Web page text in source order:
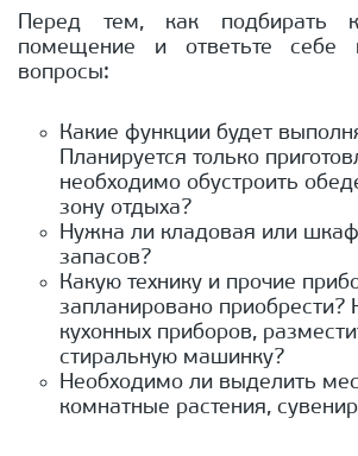
Перед тем, как подбирать
помещение и ответьте себе
вопросы:
Какие функции будет
Планируется только
необходимо обустроить
зону отдыха?
Нужна ли кладовая или
запасов?
Какую технику и прочие
запланировано приобрести?
кухонных приборов,
стиральную машинку?
Необходимо ли выделить
комнатные растения,